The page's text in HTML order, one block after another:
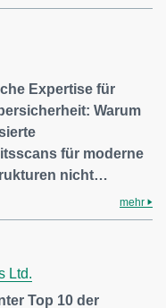
Expertise für
Warum
für moderne
nicht…
mehr
Ltd.
Top 10 der